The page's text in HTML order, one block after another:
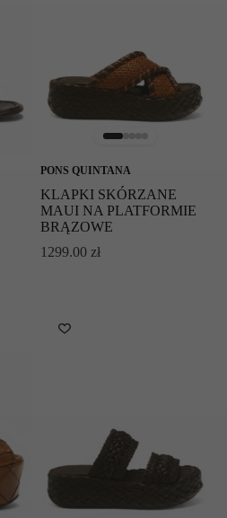
PONS QUINTANA
KLAPKI SKÓRZANE
MAUI NA PLATFORMIE
BRĄZOWE
1299.00 zł